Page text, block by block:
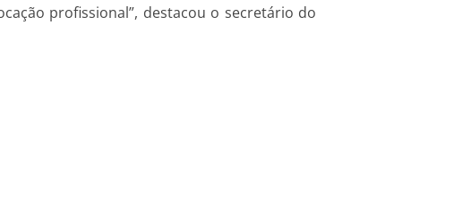
profissional”, destacou o secretário do